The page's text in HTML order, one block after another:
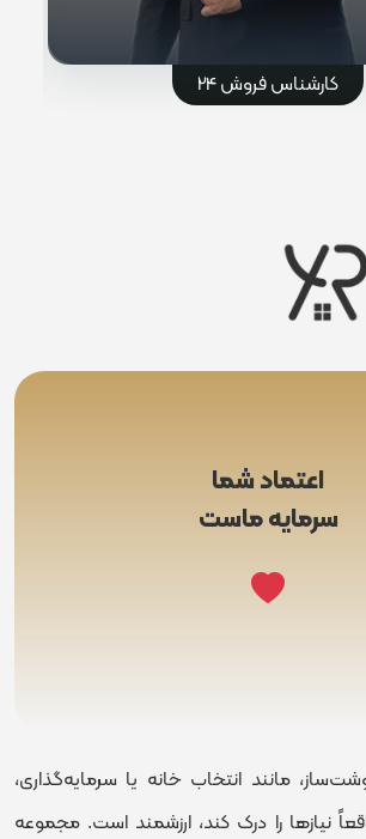
کارشناس فروش 24
اعتماد شما
سرمایه ماست
مانند انتخاب خانه یا سرمایه‌گذاری،
نیازها را درک کند، ارزشمند است. مجموعه